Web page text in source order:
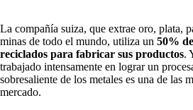
La compañía suiza, que extrae oro, plata,
minas de todo el mundo, utiliza un 50%
reciclados para fabricar sus productos.
trabajado intensamente en lograr un
sobresaliente de los metales es una de las
mercado.